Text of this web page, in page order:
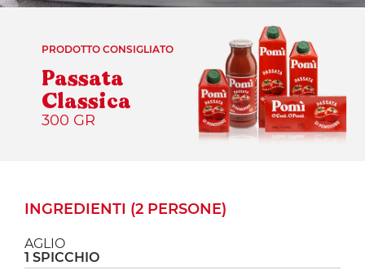
PRODOTTO CONSIGLIATO
Passata
Classica
300 GR
INGREDIENTI (2 PERSONE)
AGLIO
1 SPICCHIO